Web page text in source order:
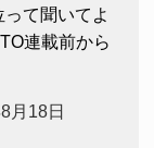
て聞いてよ
連載前から
月18日